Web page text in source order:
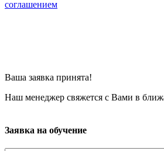
соглашением
Ваша заявка принята!
Наш менеджер свяжется с Вами в
Заявка на обучение